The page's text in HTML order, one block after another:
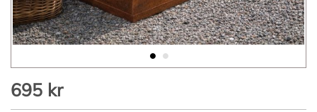
till
695 kr